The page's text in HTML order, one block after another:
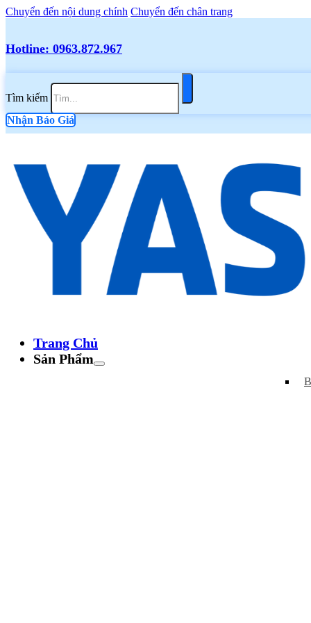
Chuyển đến nội dung chính Chuyển đến chân trang
Hotline: 0963.872.967
Tìm kiếm
Nhận Báo Giá
Trang Chủ
Sản Phẩm